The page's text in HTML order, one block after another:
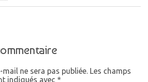
ne sera pas publiée. Les champs
indiqués avec *